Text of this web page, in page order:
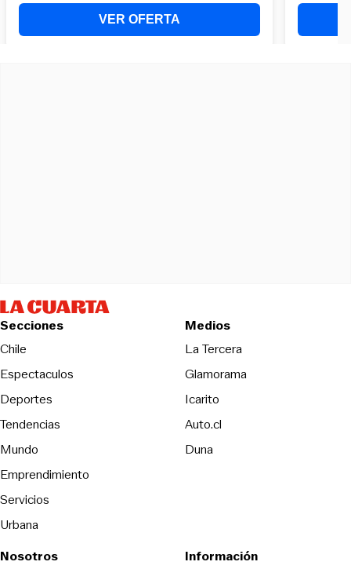
Secciones
Chile
Espectaculos
Deportes
Tendencias
Mundo
Emprendimiento
Servicios
Urbana
Medios
La TerceraOpens in new
Glamorama
Icarito
Auto.cl
DunaOpens in new window
Nosotros Información